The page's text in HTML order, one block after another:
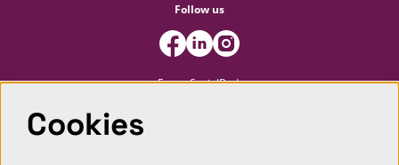
Follow us
FooterSocialBody
Cookies